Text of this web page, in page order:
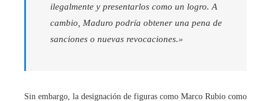
ilegalmente y presentarlos como un logro. A
cambio, Maduro podría obtener una pena de
sanciones o nuevas revocaciones.»
Sin embargo, la designación de figuras como Marco Rubio como